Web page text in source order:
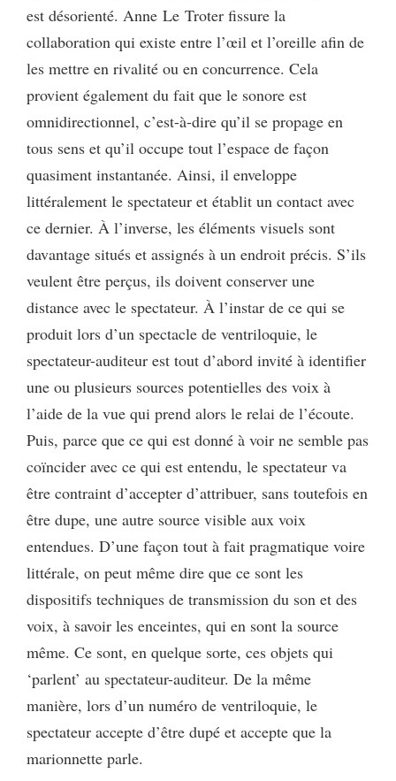
est désorienté. Anne Le Troter fissure la
collaboration qui existe entre l’œil et l’oreille afin de
les mettre en rivalité ou en concurrence. Cela
provient également du fait que le sonore est
omnidirectionnel, c’est-à-dire qu’il se propage en
tous sens et qu’il occupe tout l’espace de façon
quasiment instantanée. Ainsi, il enveloppe
littéralement le spectateur et établit un contact avec
ce dernier. À l’inverse, les éléments visuels sont
davantage situés et assignés à un endroit précis. S’ils
veulent être perçus, ils doivent conserver une
distance avec le spectateur. À l’instar de ce qui se
produit lors d’un spectacle de ventriloquie, le
spectateur-auditeur est tout d’abord invité à identifier
une ou plusieurs sources potentielles des voix à
l’aide de la vue qui prend alors le relai de l’écoute.
Puis, parce que ce qui est donné à voir ne semble pas
coïncider avec ce qui est entendu, le spectateur va
être contraint d’accepter d’attribuer, sans toutefois en
être dupe, une autre source visible aux voix
entendues. D’une façon tout à fait pragmatique voire
littérale, on peut même dire que ce sont les
dispositifs techniques de transmission du son et des
voix, à savoir les enceintes, qui en sont la source
même. Ce sont, en quelque sorte, ces objets qui
‘parlent’ au spectateur-auditeur. De la même
manière, lors d’un numéro de ventriloquie, le
spectateur accepte d’être dupé et accepte que la
marionnette parle.